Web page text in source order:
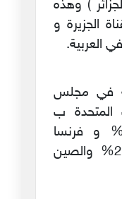
) وهذه
في قناة الجزيرة و
في مجلس
المتحدة ب
وبريطانيا ب 44% و فرنسا
ب27%، بينما روسيا (29% والصين